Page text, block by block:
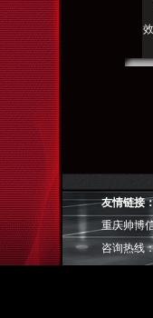
友情链接
重庆帅博
咨询热线